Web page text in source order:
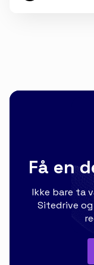
Få en
Ikke bare ta
Sitedrive